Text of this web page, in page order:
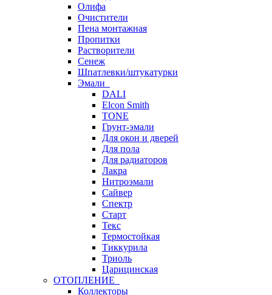
Олифа
Очистители
Пена монтажная
Пропитки
Растворители
Сенеж
Шпатлевки/штукатурки
Эмали
DALI
Elcon Smith
TONE
Грунт-эмали
Для окон и дверей
Для пола
Для радиаторов
Лакра
Нитроэмали
Сайвер
Спектр
Старт
Текс
Термостойкая
Тиккурила
Триоль
Царицинская
ОТОПЛЕНИЕ
Коллекторы